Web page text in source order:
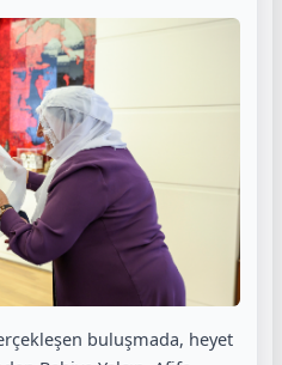
buluşmada, heyet